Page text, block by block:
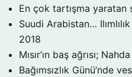
En çok tartışma yaratan
Suudi Arabistan…
2018
Mısır’ın baş ağrısı;
Bağımsızlık Günü’nde